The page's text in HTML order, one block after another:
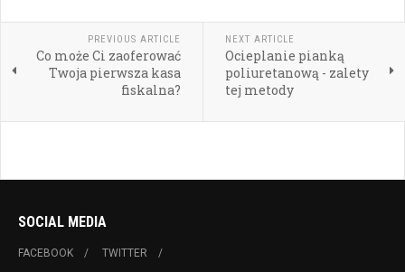
PREVIOUS ARTICLE
Co może Ci zaoferować
Twoja pierwsza kasa
fiskalna?
NEXT ARTICLE
Ocieplanie pianką
poliuretanową - zalety
tej metody
SOCIAL MEDIA
FACEBOOK TWITTER